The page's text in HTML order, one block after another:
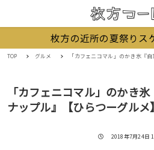
枚方の近所の夏祭りス
TOP グルメ 「カフェニコマル」のかき氷『自家製シロ
「カフェニコマル」のかき
ナップル』【ひらつーグルメ】
投稿日
2018年7月24日